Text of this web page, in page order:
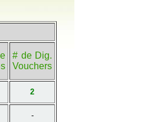
# de Dig.
Vouchers
2
-